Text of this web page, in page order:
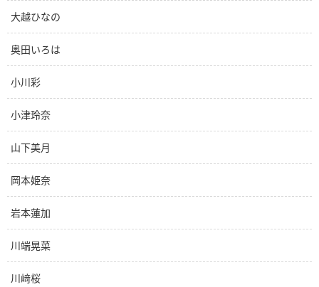
大越ひなの
奥田いろは
小川彩
小津玲奈
山下美月
岡本姫奈
岩本蓮加
川端晃菜
川﨑桜